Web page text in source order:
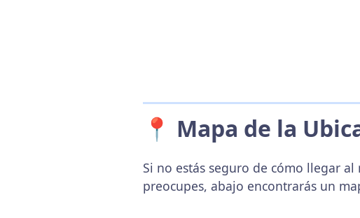
📍 Mapa de la
Si no estás seguro de cómo llegar al
preocupes, abajo encontrarás un